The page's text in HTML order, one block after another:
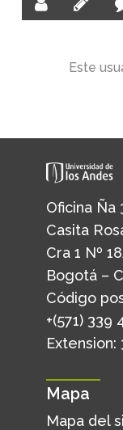
Este
Oficina Ña
Casita
Cra 1 Nº
Bogotá –
Código
+(571) 339
Extension:
Mapa
Mapa del